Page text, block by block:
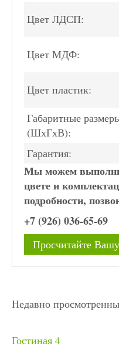
Цвет ЛДСП:
Цвет МДФ:
Цвет пластик:
Габаритные
(ШхГхВ):
Гарантия:
Мы можем
цвете и
подробности,
+7 (926) 036-65-69
Просчитайте
Недавно
Гостиная 4